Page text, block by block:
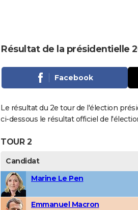
Résultat de la présidentielle
Facebook
Le résultat du 2e tour de l'élection
ci-dessous le résultat officiel de
TOUR 2
Candidat
Marine Le Pen
Emmanuel Macron